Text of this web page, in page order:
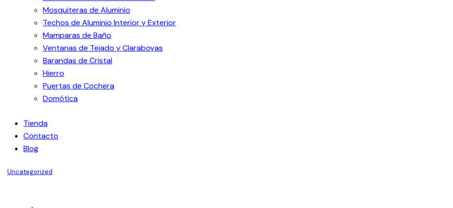
Mosquiteras de Aluminio
Techos de Aluminio Interior y Exterior
Mamparas de Baño
Ventanas de Tejado y Claraboyas
Barandas de Cristal
Hierro
Puertas de Cochera
Domótica
Tienda
Contacto
Blog
Uncategorized